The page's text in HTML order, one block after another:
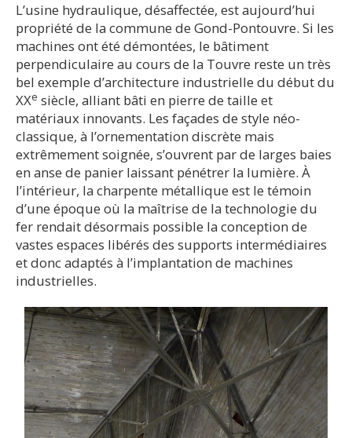
L’usine hydraulique, désaffectée, est aujourd’hui
propriété de la commune de Gond-Pontouvre. Si les
machines ont été démontées, le bâtiment
perpendiculaire au cours de la Touvre reste un très
bel exemple d’architecture industrielle du début du
XXe siècle, alliant bâti en pierre de taille et
matériaux innovants. Les façades de style néo-
classique, à l’ornementation discrète mais
extrêmement soignée, s’ouvrent par de larges baies
en anse de panier laissant pénétrer la lumière. À
l’intérieur, la charpente métallique est le témoin
d’une époque où la maîtrise de la technologie du
fer rendait désormais possible la conception de
vastes espaces libérés des supports intermédiaires
et donc adaptés à l’implantation de machines
industrielles.